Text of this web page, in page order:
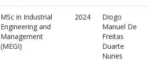
MSc in Industrial
Engineering and
Management
(MEGI)
2024
Diogo
Manuel De
Freitas
Duarte
Nunes